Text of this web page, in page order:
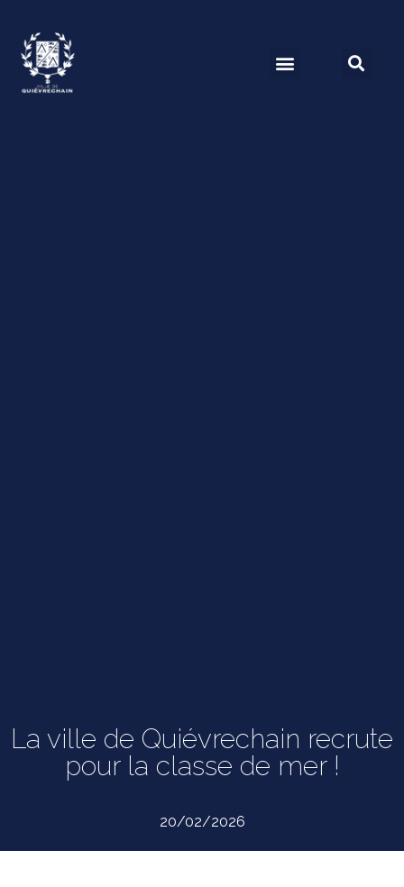
La ville de Quiévrechain recrute
pour la classe de mer !
20/02/2026